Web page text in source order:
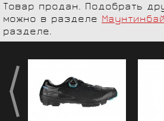
Товар продан. Подобрать
можно в разделе
разделе.